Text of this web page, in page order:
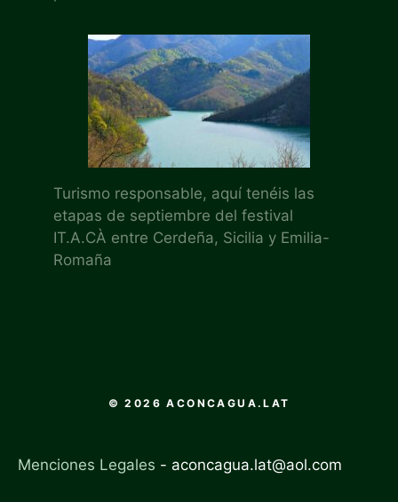
Turismo responsable, aquí tenéis las
etapas de septiembre del festival
IT.A.CÀ entre Cerdeña, Sicilia y Emilia-
Romaña
© 2026 ACONCAGUA.LAT
Menciones Legales - aconcagua.lat@aol.com